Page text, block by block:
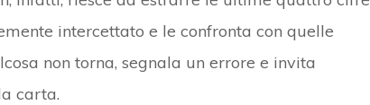
intercettato e le confronta con quelle
non torna, segnala un errore e invita
carta.